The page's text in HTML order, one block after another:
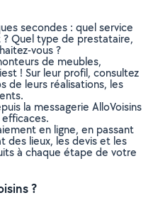
secondes : quel service
? Quel type de prestataire,
vous ?
de meubles,
! Sur leur profil, consultez
de leurs réalisations, les
la messagerie AlloVoisins
en ligne, en passant
des lieux, les devis et les
à chaque étape de votre
?